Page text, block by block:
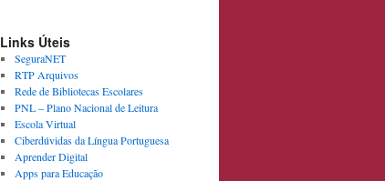
Links Úteis
SeguraNET
RTP Arquivos
Rede de Bibliotecas Escolares
PNL – Plano Nacional de Leitura
Escola Virtual
Ciberdúvidas da Língua Portuguesa
Aprender Digital
Apps para Educação